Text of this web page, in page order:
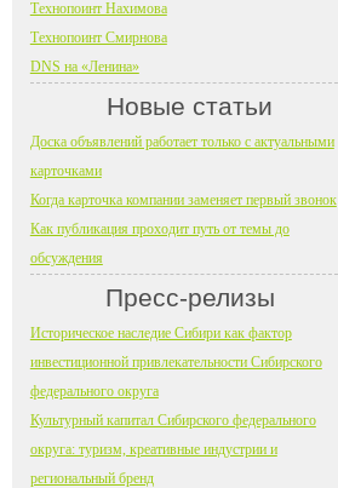
Технопоинт Нахимова
Технопоинт Смирнова
DNS на «Ленина»
Новые статьи
Доска объявлений работает только с актуальными
карточками
Когда карточка компании заменяет первый звонок
Как публикация проходит путь от темы до
обсуждения
Пресс-релизы
Историческое наследие Сибири как фактор
инвестиционной привлекательности Сибирского
федерального округа
Культурный капитал Сибирского федерального
округа: туризм, креативные индустрии и
региональный бренд